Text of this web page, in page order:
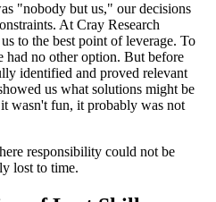
"nobody but us," our decisions
At Cray Research
to the best point of leverage. To
had no other option. But before
identified and proved relevant
us what solutions might be
wasn't fun, it probably was not
responsibility could not be
lost to time.